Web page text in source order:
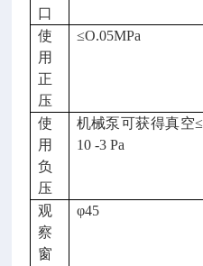
口
使
用
正
压
≤O.05MPa
使
用
负
压
机械泵可获得真空
10 -3 Pa
观
察
窗
φ45